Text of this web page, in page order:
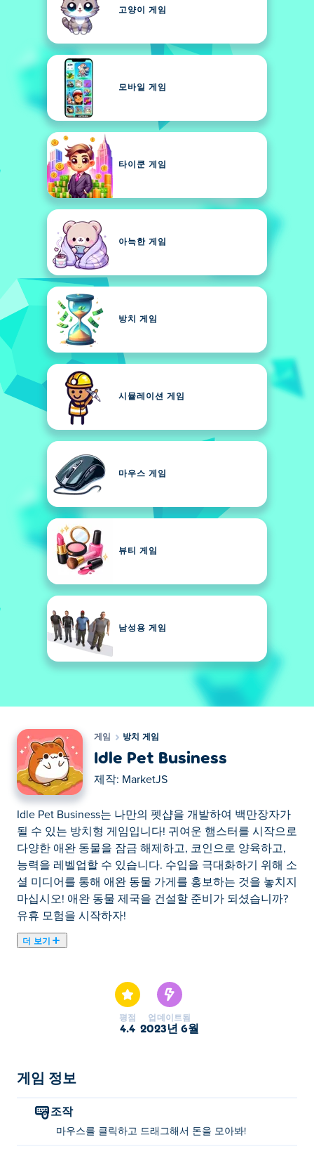
고양이 게임
모바일 게임
타이쿤 게임
아늑한 게임
방치 게임
시뮬레이션 게임
마우스 게임
뷰티 게임
남성용 게임
게임 방치 게임
Idle Pet Business
제작: MarketJS
Idle Pet Business는 나만의 펫샵을 개발하여 백만장자가
될 수 있는 방치형 게임입니다! 귀여운 햄스터를 시작으로
다양한 애완 동물을 잠금 해제하고, 코인으로 양육하고,
능력을 레벨업할 수 있습니다. 수입을 극대화하기 위해 소
셜 미디어를 통해 애완 동물 가게를 홍보하는 것을 놓치지
마십시오! 애완 동물 제국을 건설할 준비가 되셨습니까?
유휴 모험을 시작하자!
더 보기
다양한 애완 동물을 잠금 해제하고, 코인으로 양육하고,
능력을 레벨업할 수 있습니다. 수입을 극대화하기 위해 소
셜 미디어를 통해 애완 동물 가게를 홍보하는 것을 놓치지
Idle Pet Business는 어떻게 플레이하나요?
애완 동물 위로 마우스를 클릭하고 드래그하여 돈을 모으
십시오. 더 많은 돈을 벌기 위해 애완 동물과 상점을 업그
평점
4.4
업데이트됨
2023년 6월
게임 정보
조작
마우스를 클릭하고 드래그해서 돈을 모아봐!